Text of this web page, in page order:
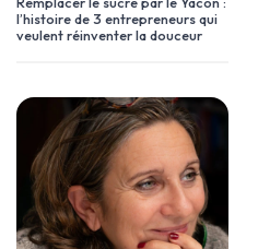
l’histoire de 3 entrepreneurs qui
veulent réinventer la douceur